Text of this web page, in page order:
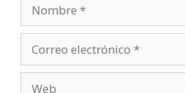
electrónico